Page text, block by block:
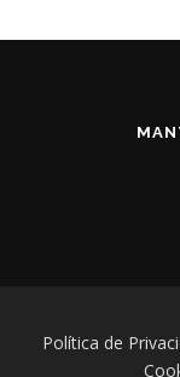
Política de